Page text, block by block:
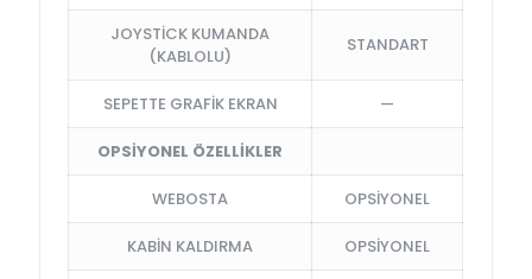
JOYSTİCK KUMANDA
(KABLOLU)
STANDART
SEPETTE GRAFİK EKRAN —
OPSİYONEL ÖZELLİKLER
WEBOSTA OPSİYONEL
KABİN KALDIRMA OPSİYONEL